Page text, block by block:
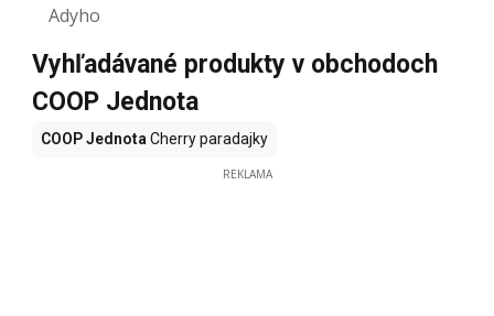
Adyho
Vyhľadávané produkty v obchodoch
COOP Jednota
COOP Jednota Cherry paradajky
REKLAMA